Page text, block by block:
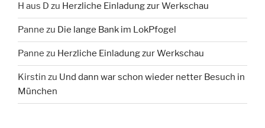
H aus D zu Herzliche Einladung zur Werkschau
Panne zu Die lange Bank im LokPfogel
Panne zu Herzliche Einladung zur Werkschau
Kirstin zu Und dann war schon wieder netter Besuch in
München